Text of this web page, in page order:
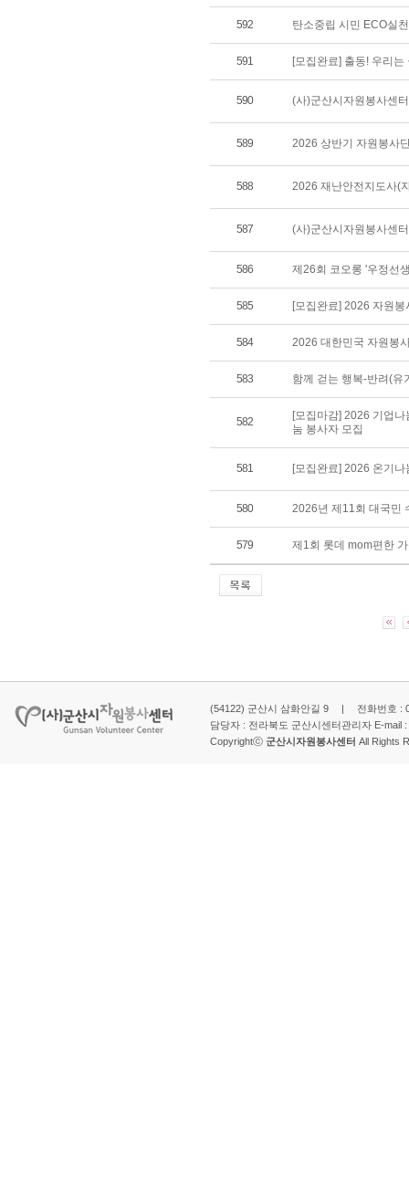
592 탄소중립 시민 ECO실
591 [모집완료] 출동! 우리
590 (사)군산시자원봉사센
589 2026 상반기 자원봉사
588 2026 재난안전지도사(
587 (사)군산시자원봉사센
586 제26회 코오롱 '우정선
585 [모집완료] 2026 자원
584 2026 대한민국 자원봉
583 함께 걷는 행복-반려(유
582
[모집마감] 2026 기업
눔 봉사자 모집
581 [모집완료] 2026 온기
580 2026년 제11회 대국민
579 제1회 롯데 mom편한
(54122) 군산시 삼화안길 9 | 전화번호 :
담당자 : 전라북도 군산시센터관리자 E-mail :
Copyrightⓒ 군산시자원봉사센터 All Rights